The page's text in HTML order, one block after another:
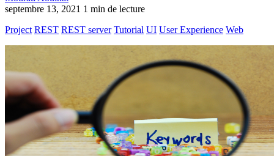
septembre 13, 2021 1 min de lecture
Project REST REST server Tutorial UI User Experience Web